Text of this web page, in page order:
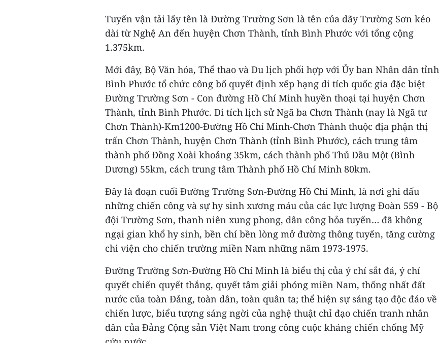
Tuyến vận tải lấy tên là Đường Trường Sơn là tên của dãy Trường Sơn kéo
dài từ Nghệ An đến huyện Chơn Thành, tỉnh Bình Phước với tổng cộng
1.375km.
Mới đây, Bộ Văn hóa, Thể thao và Du lịch phối hợp với Ủy ban Nhân dân tỉnh
Bình Phước tổ chức công bố quyết định xếp hạng di tích quốc gia đặc biệt
Đường Trường Sơn - Con đường Hồ Chí Minh huyền thoại tại huyện Chơn
Thành, tỉnh Bình Phước. Di tích lịch sử Ngã ba Chơn Thành (nay là Ngã tư
Chơn Thành)-Km1200-Đường Hồ Chí Minh-Chơn Thành thuộc địa phận thị
trấn Chơn Thành, huyện Chơn Thành (tỉnh Bình Phước), cách trung tâm
thành phố Đồng Xoài khoảng 35km, cách thành phố Thủ Dầu Một (Bình
Dương) 55km, cách trung tâm Thành phố Hồ Chí Minh 80km.
Đây là đoạn cuối Đường Trường Sơn-Đường Hồ Chí Minh, là nơi ghi dấu
những chiến công và sự hy sinh xương máu của các lực lượng Đoàn 559 - Bộ
đội Trường Sơn, thanh niên xung phong, dân công hỏa tuyến… đã không
ngại gian khổ hy sinh, bền chí bền lòng mở đường thông tuyến, tăng cường
chi viện cho chiến trường miền Nam những năm 1973-1975.
Đường Trường Sơn-Đường Hồ Chí Minh là biểu thị của ý chí sắt đá, ý chí
quyết chiến quyết thắng, quyết tâm giải phóng miền Nam, thống nhất đất
nước của toàn Đảng, toàn dân, toàn quân ta; thể hiện sự sáng tạo độc đáo về
chiến lược, biểu tượng sáng ngời của nghệ thuật chỉ đạo chiến tranh nhân
dân của Đảng Cộng sản Việt Nam trong công cuộc kháng chiến chống Mỹ